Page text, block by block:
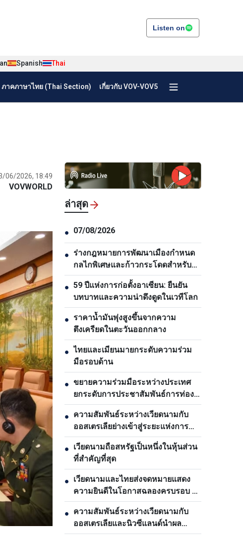
Listen on
Spanish Thai
ภาคภาษาไทย (Thai Section) เกี่ยวกับ VOV-VOV5
06/2026, 18:49
VOVWORLD
ล่าสุด
● 07/08/2026
● ร่างกฎหมายการพัฒนาเมืองกำหนด
กลไกพิเศษและก้าวกระโดดสำหรับ
นครโฮจิมินห์
● 59 ปีแห่งการก่อตั้งอาเซียน: ยืนยัน
บทบาทและความน่าดึงดูดในเวทีโลก
● ราคาน้ำมันพุ่งสูงขึ้นจากความ
ตึงเครียดในตะวันออกกลาง
● ไทยและเมียนมายกระดับความร่วม
มือรอบด้าน
● ขยายความร่วมมือระหว่างประเทศ
ยกระดับการประชาสัมพันธ์การท่อง
เที่ยวเวียดนาม
● ความสัมพันธ์ระหว่างเวียดนามกับ
ออสเตรเลียย่างเข้าสู่ระยะแห่งการ
พัฒนาใหม่
● เวียดนามถือสหรัฐเป็นหนึ่งในหุ้นส่วน
ที่สำคัญที่สุด
● เวียดนามและไทยส่งจดหมายแสดง
ความยินดีในโอกาสฉลองครบรอบ 50
ปีการสถาปนาความสัมพันธ์ทางการ
ทูต
● ความสัมพันธ์ระหว่างเวียดนามกับ
ออสเตรเลียและนิวซีแลนด์นำผล
ประโยชน์มาสู่ทุกฝ่าย